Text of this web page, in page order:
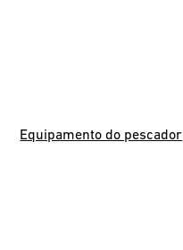
Equipamento do pescador